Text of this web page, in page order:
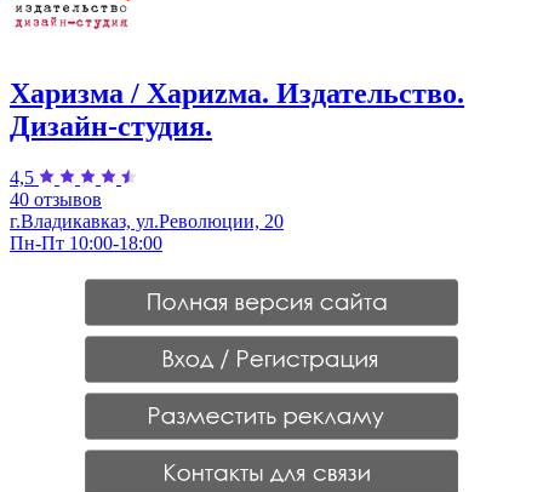
Харизма / Хариzма. Издательство.
Дизайн-студия.
4,5
40 отзывов
г.Владикавказ, ул.Революции, 20
Пн-Пт 10:00-18:00